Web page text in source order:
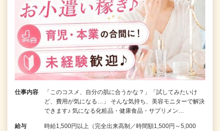
仕事内容
「このコスメ、自分の肌に合うかな？」「試してみたいけ
ど、費用が気になる…」 そんな気持ち、美容モニターで解決
できます♪ 気になる化粧品・健康食品・サプリメン…
給与
時給1,500円以上（完全出来高制／時間額1,500円～5,000